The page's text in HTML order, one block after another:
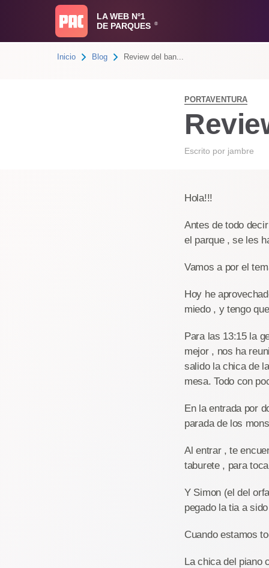
LA WEB Nº1
DE PARQUES
®
Inicio Blog Review del ban...
PORTAVENTURA
Escrito por jambre
Hola!!!
Antes de todo
el parque , se les
Vamos a por el
Hoy he
miedo , y tengo
Para las 13:15 la
mejor , nos ha
salido la chica de
mesa. Todo con
En la entrada por
parada de los
Al entrar , te
taburete , para
Y Simon (el del
pegado la tia a
Cuando estamos
La chica del piano